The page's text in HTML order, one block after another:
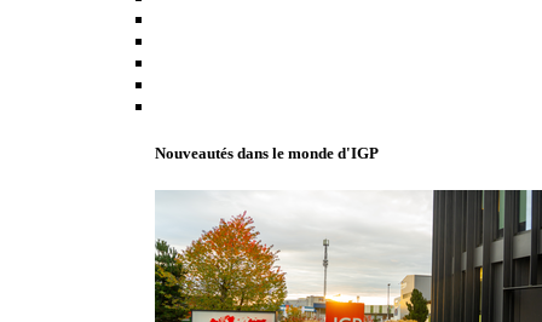
Nouveautés dans le monde d'IGP